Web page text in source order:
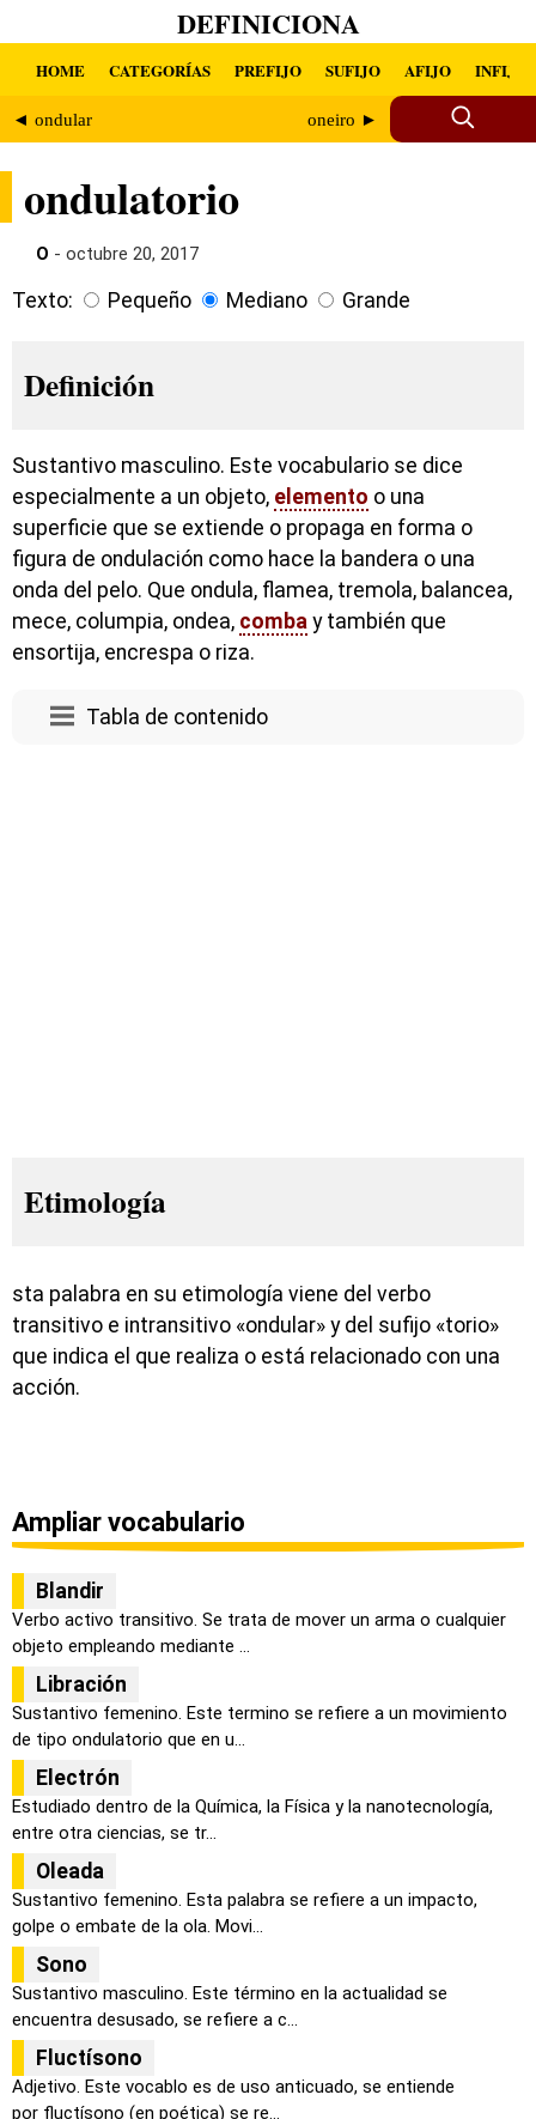
DEFINICIONA
HOME CATEGORÍAS PREFIJO SUFIJO AFIJO INFIJO
◄ ondular oneiro ►
ondulatorio
O - octubre 20, 2017
Texto: Pequeño Mediano Grande
Definición
Sustantivo masculino. Este vocabulario se dice
especialmente a un objeto, elemento o una
superficie que se extiende o propaga en forma o
figura de ondulación como hace la bandera o una
onda del pelo. Que ondula, flamea, tremola, balancea,
mece, columpia, ondea, comba y también que
ensortija, encrespa o riza.
Tabla de contenido
Etimología
sta palabra en su etimología viene del verbo
transitivo e intransitivo «ondular» y del sufijo «torio»
que indica el que realiza o está relacionado con una
acción.
Ampliar vocabulario
Blandir
Verbo activo transitivo. Se trata de mover un arma o cualquier
objeto empleando mediante ...
Libración
Sustantivo femenino. Este termino se refiere a un movimiento
de tipo ondulatorio que en u...
Electrón
Estudiado dentro de la Química, la Física y la nanotecnología,
entre otra ciencias, se tr...
Oleada
Sustantivo femenino. Esta palabra se refiere a un impacto,
golpe o embate de la ola. Movi...
Sono
Sustantivo masculino. Este término en la actualidad se
encuentra desusado, se refiere a c...
Fluctísono
Adjetivo. Este vocablo es de uso anticuado, se entiende
por fluctísono (en poética) se re...